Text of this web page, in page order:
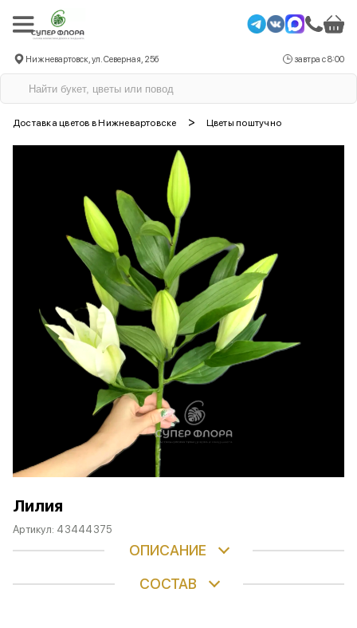
Нижневартовск, ул. Северная, 25б завтра с 8:00
Доставка цветов в Нижневартовске > Цветы поштучно
Лилия
Артикул: 43444375
ОПИСАНИЕ
СОСТАВ